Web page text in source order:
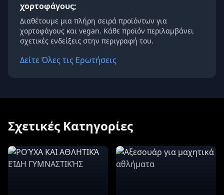
χορτοφάγους;
Διαθέτουμε μια πλήρη σειρά προϊόντων για
χορτοφάγους και vegan. Κάθε προϊόν περιλαμβάνει
σχετικές ενδείξεις στην περιγραφή του.
Δείτε Όλες τις Ερωτήσεις
Σχετικές Κατηγορίες